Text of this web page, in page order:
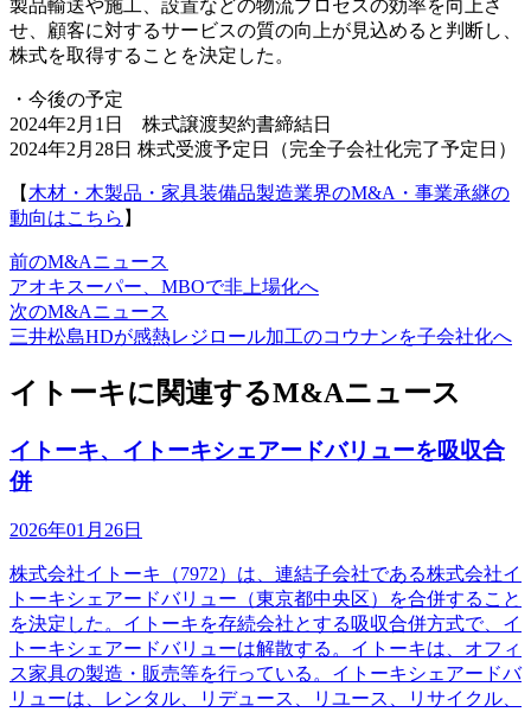
製品輸送や施工、設置などの物流プロセスの効率を向上さ
せ、顧客に対するサービスの質の向上が見込めると判断し、
株式を取得することを決定した。
・今後の予定
2024年2月1日 株式譲渡契約書締結日
2024年2月28日 株式受渡予定日（完全子会社化完了予定日）
【 木材・木製品・家具装備品製造業界のM&A・事業承継の
動向はこちら 】
前のM&Aニュース
アオキスーパー、MBOで非上場化へ
次のM&Aニュース
三井松島HDが感熱レジロール加工のコウナンを子会社化へ
イトーキに関連するM&Aニュース
イトーキ、イトーキシェアードバリューを吸収合
併
2026年01月26日
株式会社イトーキ（7972）は、連結子会社である株式会社イ
トーキシェアードバリュー（東京都中央区）を合併すること
を決定した。イトーキを存続会社とする吸収合併方式で、イ
トーキシェアードバリューは解散する。イトーキは、オフィ
ス家具の製造・販売等を行っている。イトーキシェアードバ
リューは、レンタル、リデュース、リユース、リサイクル、